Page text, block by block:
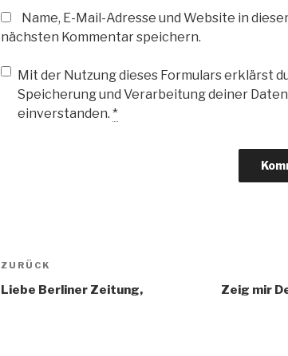
Name, E-Mail-Adresse und Website in
nächsten Kommentar speichern.
Mit der Nutzung dieses Formulars erklärst
Speicherung und Verarbeitung deiner
einverstanden. *
Beitragsnavigation
Vorheriger
Beitrag
ZURÜCK
Liebe Berliner Zeitung,
Zeig mir